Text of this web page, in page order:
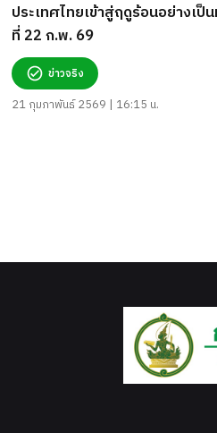
ประเทศไทยเข้าสู่ฤดูร้อนอย่างเป็
ที่ 22 ก.พ. 69
ข่าวจริง
21 กุมภาพันธ์ 2569 | 16:15 น.